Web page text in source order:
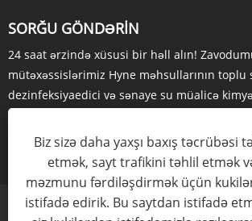
SORĞU GÖNDƏRIN
24 saat ərzində xüsusi bir həll alın!
mütəxəssislərimiz Hyne məhsullarının
dezinfeksiyaedici və sənaye su müalicə
yüksək rəqabətli qiymətlər təklif edirlər.
İNDİ SORUŞUN
Biz sizə daha yaxşı baxış təcrübəsi
etmək, sayt trafikini təhlil etmək
məzmunu fərdiləşdirmək üçün
istifadə edirik. Bu saytdan istifadə